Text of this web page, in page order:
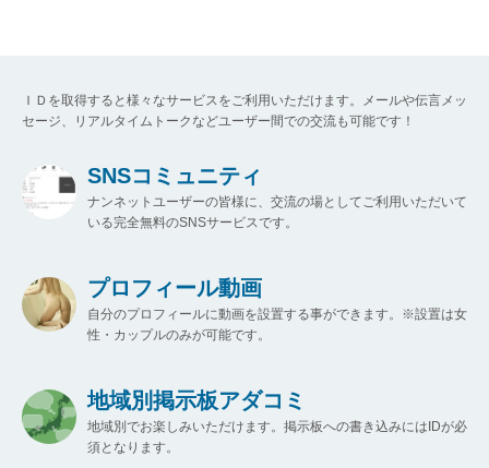
ＩＤを取得すると様々なサービスをご利用いただけます。メールや伝言メッ
セージ、リアルタイムトークなどユーザー間での交流も可能です！
SNSコミュニティ
ナンネットユーザーの皆様に、交流の場としてご利用いただいて
いる完全無料のSNSサービスです。
プロフィール動画
自分のプロフィールに動画を設置する事ができます。※設置は女
性・カップルのみが可能です。
地域別掲示板アダコミ
地域別でお楽しみいただけます。掲示板への書き込みにはIDが必
須となります。